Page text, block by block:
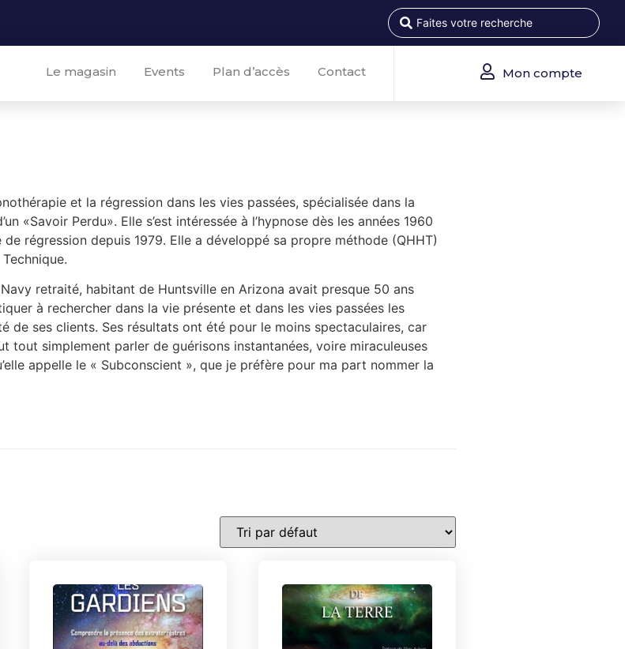
Le magasin Events Plan d’accès Contact Mon compte
et la régression dans les vies passées, spécialisée dans la
«Savoir Perdu». Elle s’est intéressée à l’hypnose dès les années 1960
régression depuis 1979. Elle a développé sa propre méthode (QHHT)
retraité, habitant de Huntsville en Arizona avait presque 50 ans
à rechercher dans la vie présente et dans les vies passées les
de ses clients. Ses résultats ont été pour le moins spectaculaires, car
tout simplement parler de guérisons instantanées, voire miraculeuses
appelle le « Subconscient », que je préfère pour ma part nommer la